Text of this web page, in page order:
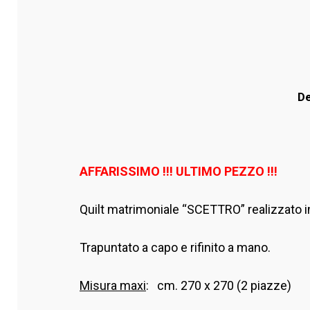
AFFARISSIMO !!! ULTIMO PEZZO !!!
Quilt matrimoniale “SCETTRO”
Trapuntato a capo e rifinito a mano.
Misura maxi: cm. 270 x 270 (2 piazze)